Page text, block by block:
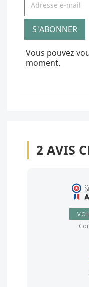
Vous pouvez
moment.
2 AVIS